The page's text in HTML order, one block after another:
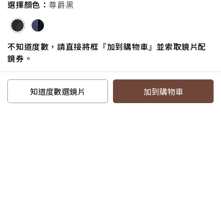
選擇顏色： 尊爵黑
不知道度數，請直接將框『加到購物車』並索取鏡片配
鏡券。
知道度數選鏡片 加到購物車
追蹤我們
產品小百科
探索品牌